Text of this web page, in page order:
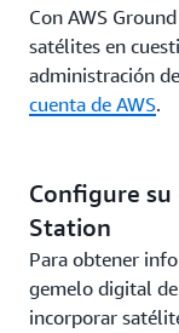
Con AWS
satélites en
administración
cuenta de AWS.
Configure su
Station
Para obtener
gemelo digital
incorporar